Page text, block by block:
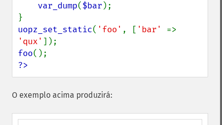
var_dump($bar );
uopz_set_static( 'foo' , [ 'bar'
'qux'
foo
?>
O exemplo acima produzirá: